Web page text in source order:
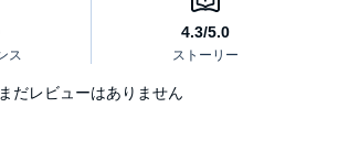
まだレビューはありません